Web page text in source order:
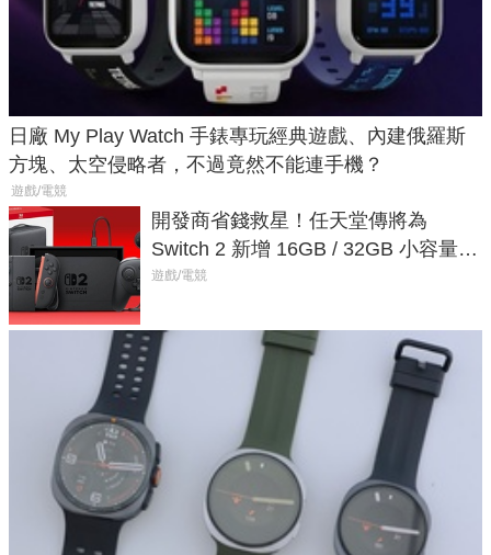
日廠 My Play Watch 手錶專玩經典遊戲、內建俄羅斯
方塊、太空侵略者，不過竟然不能連手機？
遊戲/電競
開發商省錢救星！任天堂傳將為
Switch 2 新增 16GB / 32GB 小容量遊
戲卡的選擇
遊戲/電競